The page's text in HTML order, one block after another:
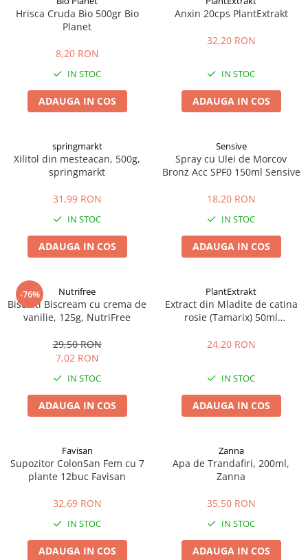
Hrisca Cruda Bio 500gr Bio
Planet
8,20 RON
IN STOC
ADAUGA IN COS
Anxin 20cps PlantExtrakt
32,20 RON
IN STOC
ADAUGA IN COS
springmarkt
Xilitol din mesteacan, 500g,
springmarkt
31,99 RON
IN STOC
ADAUGA IN COS
Sensive
Spray cu Ulei de Morcov
Bronz Acc SPF0 150ml Sensive
18,20 RON
IN STOC
ADAUGA IN COS
-76% Nutrifree
Biscuiti Biscream cu crema de
vanilie, 125g, NutriFree
29,50 RON
7,02 RON
IN STOC
ADAUGA IN COS
PlantExtrakt
Extract din Mladite de catina
rosie (Tamarix) 50ml
24,20 RON
IN STOC
ADAUGA IN COS
Favisan
Supozitor ColonSan Fem cu 7
plante 12buc Favisan
32,69 RON
IN STOC
ADAUGA IN COS
Zanna
Apa de Trandafiri, 200ml,
Zanna
35,50 RON
IN STOC
ADAUGA IN COS